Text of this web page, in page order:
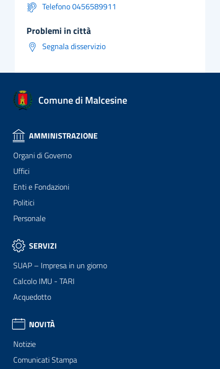
Telefono 0456589911
problemi in città
Segnala disservizio
Comune di Malcesine
AMMINISTRAZIONE
Organi di Governo
Uffici
Enti e Fondazioni
Politici
Personale
SERVIZI
SUAP – Impresa in un giorno
Calcolo IMU - TARI
Acquedotto
NOVITÀ
Notizie
Comunicati Stampa